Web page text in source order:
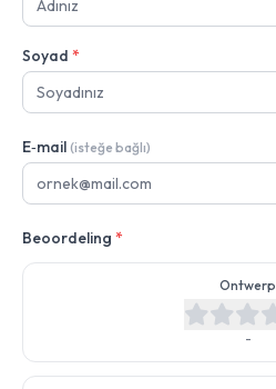
Soyad *
E‑mail (isteğe bağlı)
Beoordeling *
Ontwerp
-